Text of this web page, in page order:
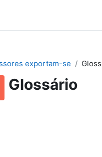
exportam-se
Glossário